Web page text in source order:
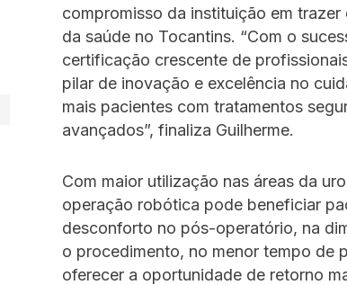
compromisso da instituição em
da saúde no Tocantins. “Com o
certificação crescente de
pilar de inovação e excelência no
mais pacientes com tratamentos
avançados”, finaliza Guilherme.
Com maior utilização nas áreas da
operação robótica pode beneficiar
desconforto no pós-operatório, na
o procedimento, no menor tempo de
oferecer a oportunidade de retorno